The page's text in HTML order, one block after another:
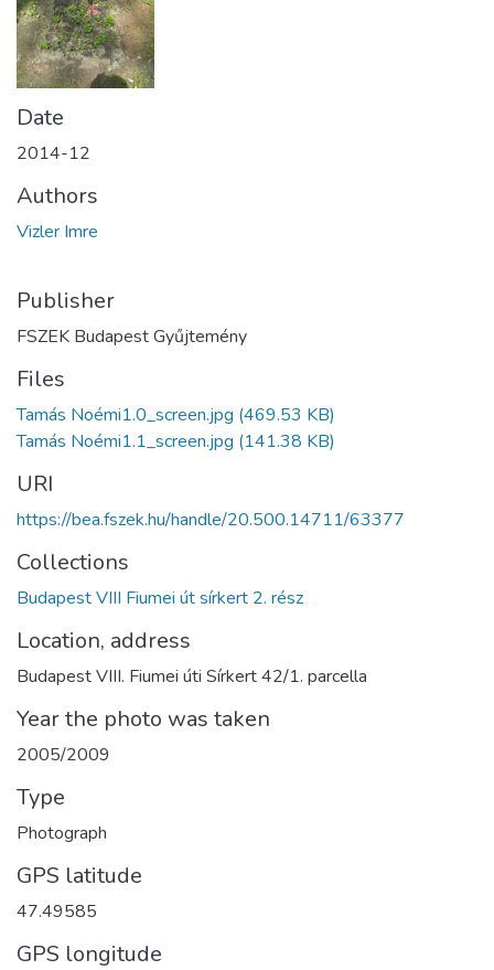
Date
2014-12
Authors
Vizler Imre
Publisher
FSZEK Budapest Gyűjtemény
Files
Tamás Noémi1.0_screen.jpg (469.53 KB)
Tamás Noémi1.1_screen.jpg (141.38 KB)
URI
https://bea.fszek.hu/handle/20.500.14711/63377
Collections
Budapest VIII Fiumei út sírkert 2. rész
Location, address
Budapest VIII. Fiumei úti Sírkert 42/1. parcella
Year the photo was taken
2005/2009
Type
Photograph
GPS latitude
47.49585
GPS longitude